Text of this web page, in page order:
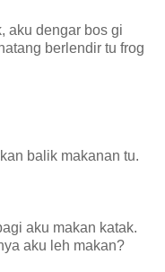
aku dengar bos gi
berlendir tu frog
balik makanan tu.
aku makan katak.
aku leh makan?